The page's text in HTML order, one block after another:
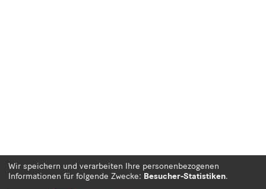
Wir speichern und verarbeiten Ihre personenbezogenen
Informationen für folgende Zwecke: Besucher-Statistiken.